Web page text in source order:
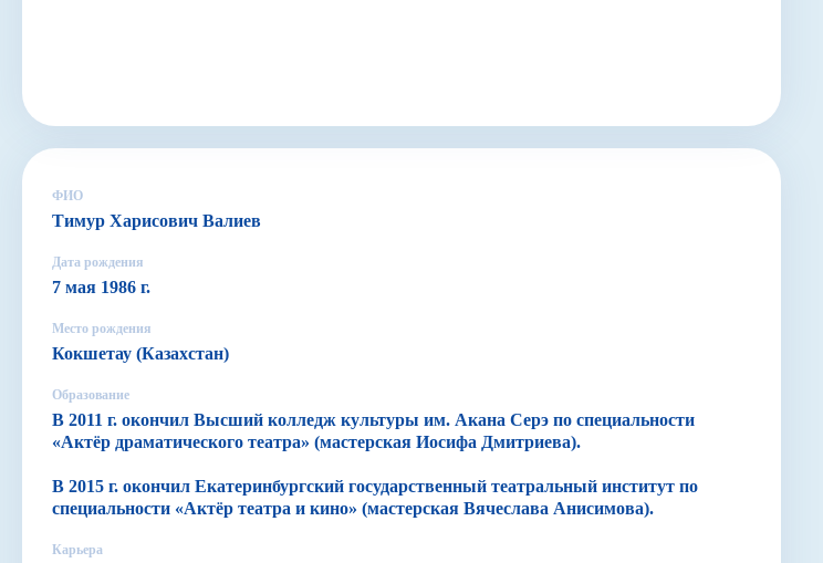
ФИО
Тимур Харисович Валиев
Дата рождения
7 мая 1986 г.
Место рождения
Кокшетау (Казахстан)
Образование
В 2011 г. окончил Высший колледж культуры им. Акана Серэ по специальности
«Актёр драматического театра» (мастерская Иосифа Дмитриева).
В 2015 г. окончил Екатеринбургский государственный театральный институт по
специальности «Актёр театра и кино» (мастерская Вячеслава Анисимова).
Карьера